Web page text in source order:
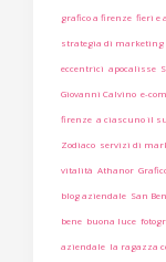
grafico a firenze fieri e
strategia di marketing
eccentrici apocalisse
Giovanni Calvino e-
firenze a ciascuno il
Zodiaco servizi di
vitalità Athanor
blog aziendale San
bene buona luce
aziendale la ragazza